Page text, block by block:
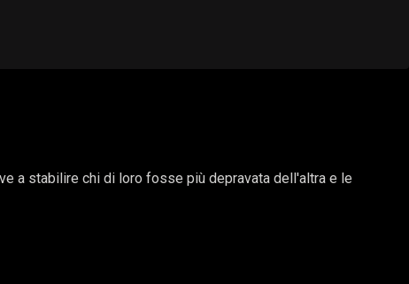
a stabilire chi di loro fosse più depravata dell'altra e le